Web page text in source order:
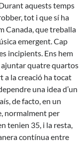
aquests temps
tot i que sí ha
Canada, que treballa
emergent. Cap
incipients. Ens hem
quatre quartos
a la creació ha tocat
una idea d’un
de facto, en un
normalment per
tenien 35, i la resta,
contínua entre